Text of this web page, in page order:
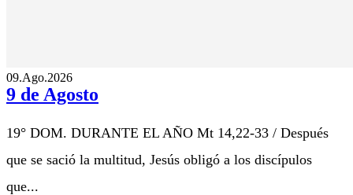
09.Ago.2026
9 de Agosto
19° DOM. DURANTE EL AÑO Mt 14,22-33 / Después
que se sació la multitud, Jesús obligó a los discípulos
que...